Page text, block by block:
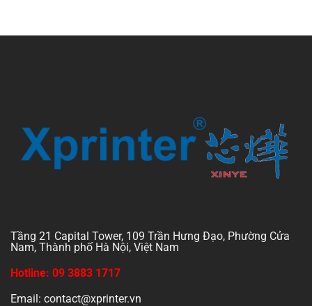
5
Tầng 21 Capital Tower, 109 Trần Hưng Đạo, Phường Cửa
Nam, Thành phố Hà Nội, Việt Nam
Hotline: 09 3883 1717
Email: contact@xprinter.vn